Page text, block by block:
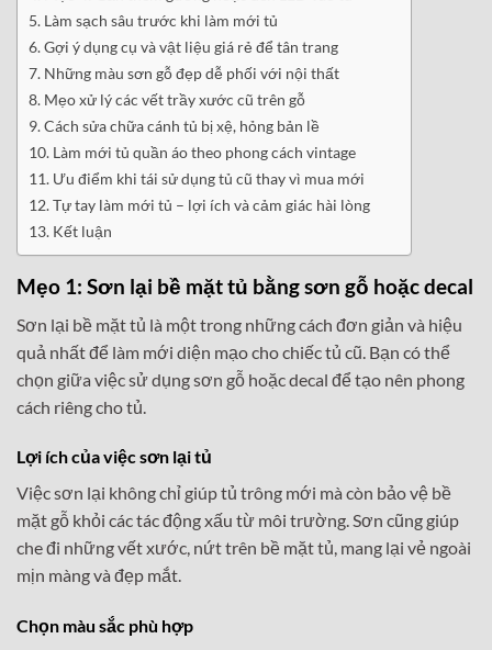
Làm sạch sâu trước khi làm mới tủ
Gợi ý dụng cụ và vật liệu giá rẻ để tân trang
Những màu sơn gỗ đẹp dễ phối với nội thất
Mẹo xử lý các vết trầy xước cũ trên gỗ
Cách sửa chữa cánh tủ bị xệ, hỏng bản lề
Làm mới tủ quần áo theo phong cách vintage
Ưu điểm khi tái sử dụng tủ cũ thay vì mua mới
Tự tay làm mới tủ – lợi ích và cảm giác hài lòng
Kết luận
Mẹo 1: Sơn lại bề mặt tủ bằng sơn gỗ hoặc decal
Sơn lại bề mặt tủ là một trong những cách đơn giản và hiệu
quả nhất để làm mới diện mạo cho chiếc tủ cũ. Bạn có thể
chọn giữa việc sử dụng sơn gỗ hoặc decal để tạo nên phong
cách riêng cho tủ.
Lợi ích của việc sơn lại tủ
Việc sơn lại không chỉ giúp tủ trông mới mà còn bảo vệ bề
mặt gỗ khỏi các tác động xấu từ môi trường. Sơn cũng giúp
che đi những vết xước, nứt trên bề mặt tủ, mang lại vẻ ngoài
mịn màng và đẹp mắt.
Chọn màu sắc phù hợp